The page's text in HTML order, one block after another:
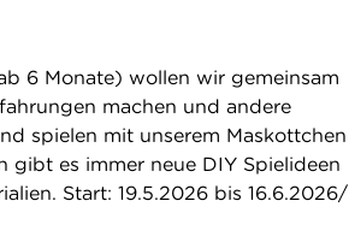
6 Monate) wollen wir gemeinsam
machen und andere
spielen mit unserem Maskottchen
es immer neue DIY Spielideen
Start: 19.5.2026 bis 16.6.2026/